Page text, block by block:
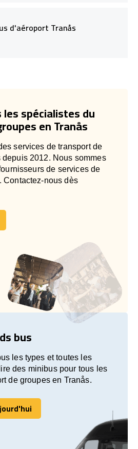
d'aéroport Tranås
spécialistes du
en Tranås
services de transport de
2012. Nous sommes
de services de
Contactez-nous dès
bus
les types et toutes les
des minibus pour tous les
de groupes en Tranås.